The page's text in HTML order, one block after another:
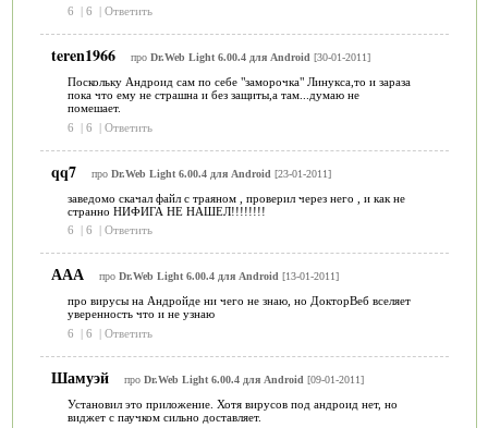
6
| 6 | Ответить
teren1966 про Dr.Web Light 6.00.4 для Android [30-01-2011]
Поскольку Андроид сам по себе "заморочка" Линукса,то и зараза
пока что ему не страшна и без защиты,а там...думаю не
помешает.
6
| 6 | Ответить
qq7 про Dr.Web Light 6.00.4 для Android [23-01-2011]
заведомо скачал файл с траяном , проверил через него , и как не
странно НИФИГА НЕ НАШЕЛ!!!!!!!!
6
| 6 | Ответить
ААА про Dr.Web Light 6.00.4 для Android [13-01-2011]
про вирусы на Андройде ни чего не знаю, но ДокторВеб вселяет
уверенность что и не узнаю
6
| 6 | Ответить
Шамуэй про Dr.Web Light 6.00.4 для Android [09-01-2011]
Установил это приложение. Хотя вирусов под андроид нет, но
виджет с паучком сильно доставляет.